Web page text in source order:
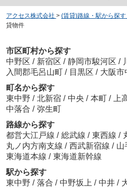
アクセス株式会社 > (賃貸)路線・駅から探す
貸物件
市区町村から探す
中野区 / 新宿区 / 静岡市駿河区 /
入間郡毛呂山町 / 目黒区 / 大阪市
町名から探す
東中野 / 北新宿 / 中央 / 本町 / 上
中落合 / 弥生町
路線から探す
都営大江戸線 / 総武線 / 東西線 /
丸ノ内方南支線 / 西武新宿線 / 山
東海道本線 / 東海道新幹線
駅から探す
東中野 / 落合 / 中野坂上 / 中井 /